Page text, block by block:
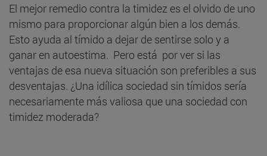
El mejor remedio contra la timidez es el olvido de uno
mismo para proporcionar algún bien a los demás.
Esto ayuda al tímido a dejar de sentirse solo y a
ganar en autoestima. Pero está por ver si las
ventajas de esa nueva situación son preferibles a sus
desventajas. ¿Una idílica sociedad sin tímidos sería
necesariamente más valiosa que una sociedad con
timidez moderada?